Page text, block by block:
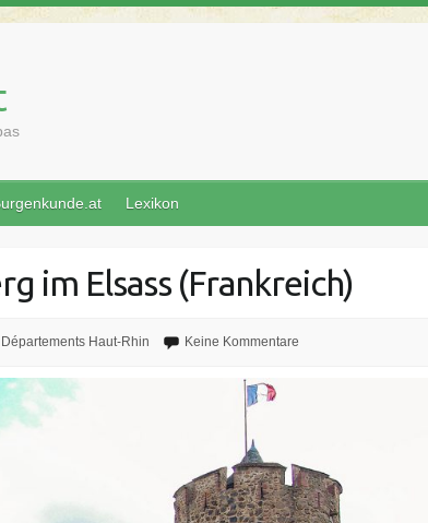
Lexikon
im Elsass (Frankreich)
Départements Haut-Rhin Keine Kommentare